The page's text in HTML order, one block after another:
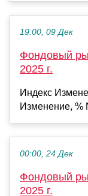
19:00, 09 Дек
Фондовый
2025 г.
Индекс
Изменение, %
00:00, 24 Дек
Фондовый
2025 г.